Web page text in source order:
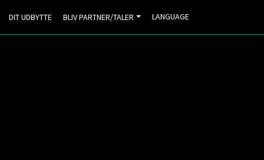
DIT UDBYTTE BLIV PARTNER/TALER LANGUAGE